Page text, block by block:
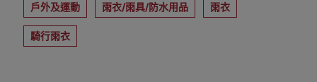
戶外及運動 雨衣/雨具/防水用品 雨衣
騎行雨衣